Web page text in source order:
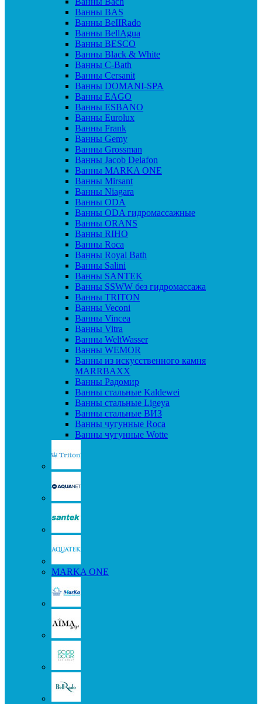
Ванны BAS
Ванны BeIIRado
Ванны BellAgua
Ванны BESCO
Ванны Black & White
Ванны C-Bath
Ванны Cersanit
Ванны DOMANI-SPA
Ванны EAGO
Ванны ESBANO
Ванны Eurolux
Ванны Frank
Ванны Gemy
Ванны Grossman
Ванны Jacob Delafon
Ванны MARKA ONE
Ванны Mirsant
Ванны Niagara
Ванны ODA
Ванны ODA гидромассажные
Ванны ORANS
Ванны RIHO
Ванны Roca
Ванны Royal Bath
Ванны Salini
Ванны SANTEK
Ванны SSWW без гидромассажа
Ванны TRITON
Ванны Veconi
Ванны Vincea
Ванны Vitra
Ванны WeltWasser
Ванны WEMOR
Ванны из искусственного камня
MARRBAXX
Ванны Радомир
Ванны стальные Kaldewei
Ванны стальные Ligeya
Ванны стальные ВИЗ
Ванны чугунные Roca
Ванны чугунные Wotte
MARKA ONE